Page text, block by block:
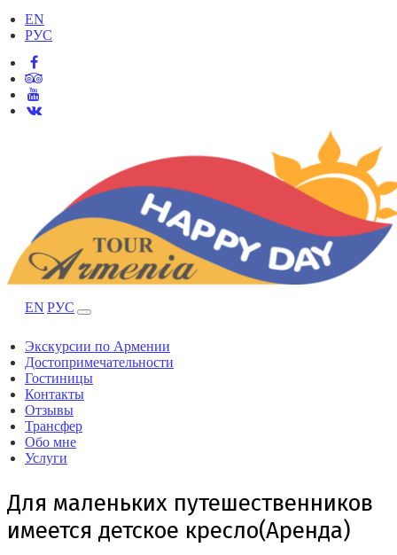
EN
РУС
EN РУС
Экскурсии по Армении
Достопримечательности
Гостиницы
Контакты
Отзывы
Трансфер
Обо мне
Услуги
Для маленьких путешественников
имеется детское кресло(Аренда)